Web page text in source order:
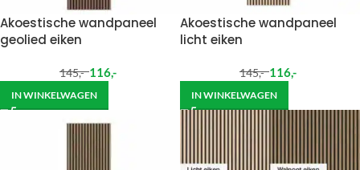
Akoestische wandpaneel
geolied eiken
145,- 116,-
IN WINKELWAGEN
Akoestische wandpaneel
licht eiken
145,- 116,-
IN WINKELWAGEN